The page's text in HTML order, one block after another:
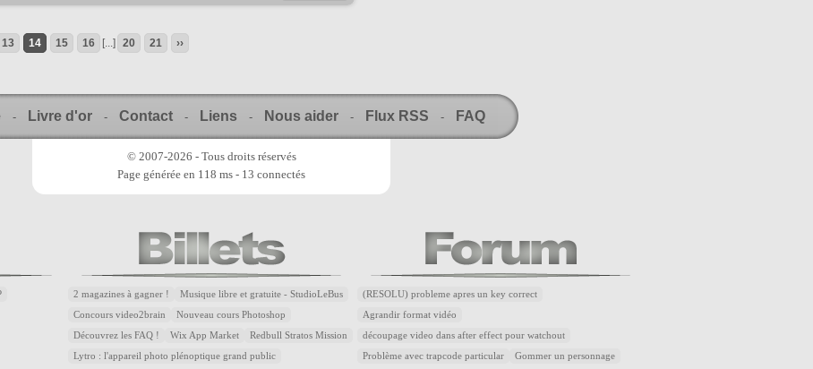
13 14 15 16 [...] 20 21 ››
- Livre d'or - Contact - Liens - Nous aider - Flux RSS - FAQ
© 2007-2026 - Tous droits réservés
Page générée en 118 ms - 13 connectés
2 magazines à gagner ! Musique libre et gratuite - StudioLeBus
Concours video2brain Nouveau cours Photoshop
Découvrez les FAQ ! Wix App Market Redbull Stratos Mission
Lytro : l'appareil photo plénoptique grand public
(RESOLU) probleme apres un key correct
Agrandir format vidéo
découpage video dans after effect pour watchout
Problème avec trapcode particular Gommer un personnage